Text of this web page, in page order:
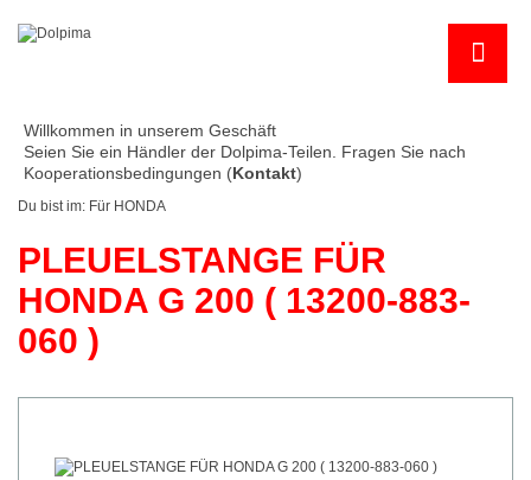
Willkommen in unserem Geschäft
Seien Sie ein Händler der Dolpima-Teilen. Fragen Sie nach
Kooperationsbedingungen (Kontakt)
Du bist im: Für HONDA
PLEUELSTANGE FÜR
HONDA G 200 ( 13200-883-
060 )